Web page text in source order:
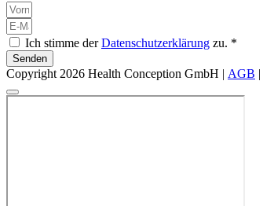
Ich stimme derDatenschutzerklärung zu. *
Senden
Copyright 2026 Health Conception GmbH | AGB |